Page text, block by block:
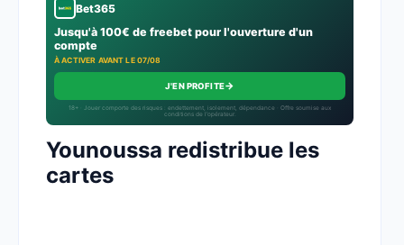
Bet365
Jusqu'à 100€ de freebet pour l'ouverture d'un
compte
À ACTIVER AVANT LE 07/08
J'EN PROFITE→
18+ · Jouer comporte des risques : endettement, isolement, dépendance · Offre soumise aux
conditions de l’opérateur.
Younoussa redistribue les
cartes